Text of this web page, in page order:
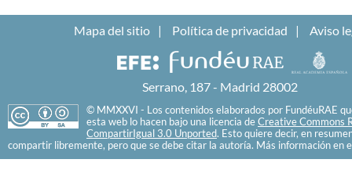
Mapa del sitio Política de privacidad Aviso
Serrano, 187 - Madrid 28002
© MMXXVI - Los contenidos elaborados por FundéuRAE
esta web lo hacen bajo una licencia de Creative Commons
CompartirIgual 3.0 Unported. Esto quiere decir, en
compartir libremente, pero que se debe citar la autoría. Más información en